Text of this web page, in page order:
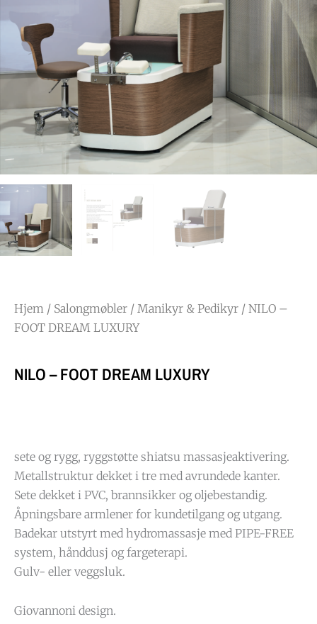
Hjem / Salongmøbler / Manikyr & Pedikyr / NILO –
FOOT DREAM LUXURY
NILO – FOOT DREAM LUXURY
sete og rygg, ryggstøtte shiatsu massasjeaktivering.
Metallstruktur dekket i tre med avrundede kanter.
Sete dekket i PVC, brannsikker og oljebestandig.
Åpningsbare armlener for kundetilgang og utgang.
Badekar utstyrt med hydromassasje med PIPE-FREE
system, hånddusj og fargeterapi.
Gulv- eller veggsluk.
Giovannoni design.